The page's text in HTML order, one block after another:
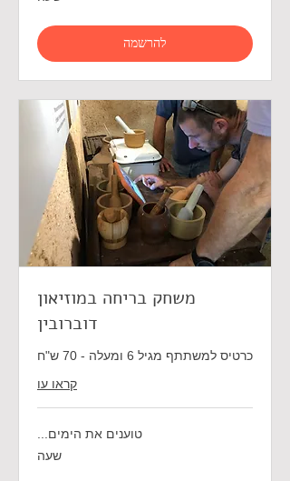
להרשמה
משחק בריחה במוזיאון
דוברובין
כרטיס למשתתף מגיל 6 ומעלה - 70 ש"ח
קראו עו
טוענים את הימים...
שעה